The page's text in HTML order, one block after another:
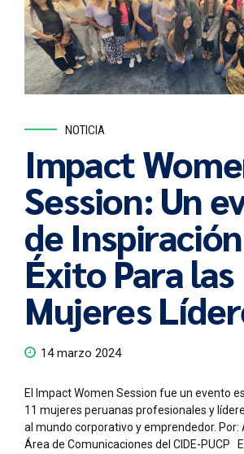
NOTICIA
Impact
Session: Un
de
Éxito Para las
Mujeres
14 marzo 2024
El Impact Women Session fue un evento
11 mujeres peruanas profesionales y
al mundo corporativo y emprendedor. Por:
Área de Comunicaciones del CIDE-PUCP